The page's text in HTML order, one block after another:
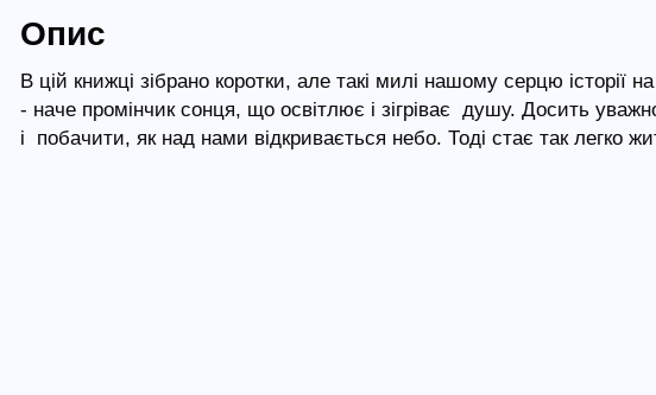
Опис
В цій книжці зібрано коротки, але такі милі нашому серцю історії
- наче промінчик сонця, що освітлює і зігріває душу. Досить
і побачити, як над нами відкривається небо. Тоді стає так легко